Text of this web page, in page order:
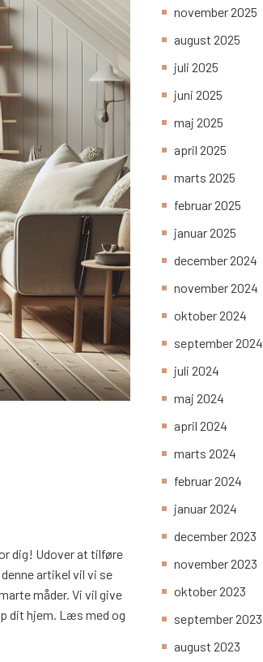
dig! Udover at tilføre
artikel vil vi se
måder. Vi vil give
dit hjem. Læs med og
november 2025
august 2025
juli 2025
juni 2025
maj 2025
april 2025
marts 2025
februar 2025
januar 2025
december 2024
november 2024
oktober 2024
september 2024
juli 2024
maj 2024
april 2024
marts 2024
februar 2024
januar 2024
december 2023
november 2023
oktober 2023
september 2023
august 2023